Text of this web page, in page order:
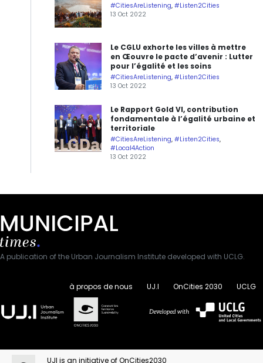
#CitiesAreListening, #Listen2Cities
13 Oct 2022
Le CGLU exhorte les villes à mettre
en Œouvre le pacte d’avenir : Lutter
pour l’égalité et les soins
#CitiesAreListening, #Listen2Cities
13 Oct 2022
Le Rapport Gold VI, contribution
fondamentale à l’égalité urbaine et
territoriale
#CitiesAreListening, #Listen2Cities,
#Local4Action
13 Oct 2022
A publication of the Urban Journalism Institute developed with UCLG.
à propos de nous UJ.I OnCities 2030 UCLG
UJI is an initiative of OnCities2030